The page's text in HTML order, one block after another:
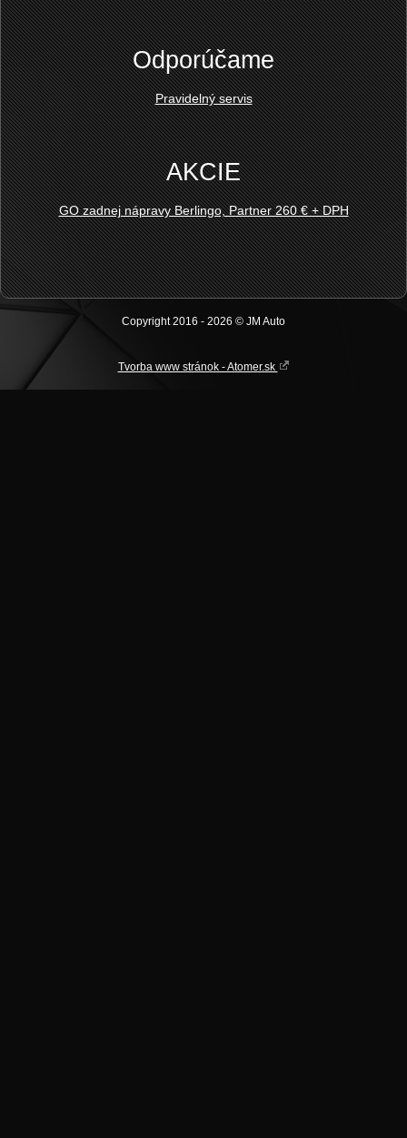
Odporúčame
Pravidelný servis
AKCIE
GO zadnej nápravy Berlingo, Partner 260 € + DPH
Copyright 2016 - 2026 © JM Auto
Tvorba www stránok - Atomer.sk